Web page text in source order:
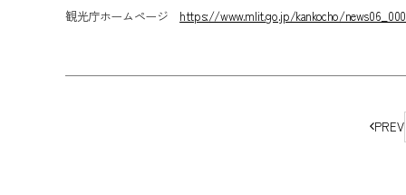
観光庁ホームページ https://www.mlit.go.jp/kankocho/
PREV